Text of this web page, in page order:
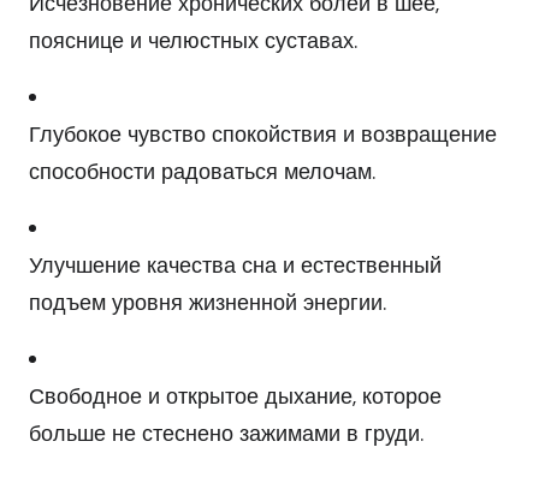
пояснице и челюстных суставах.
Глубокое чувство спокойствия и возвращение
способности радоваться мелочам.
Улучшение качества сна и естественный
подъем уровня жизненной энергии.
Свободное и открытое дыхание, которое
больше не стеснено зажимами в груди.